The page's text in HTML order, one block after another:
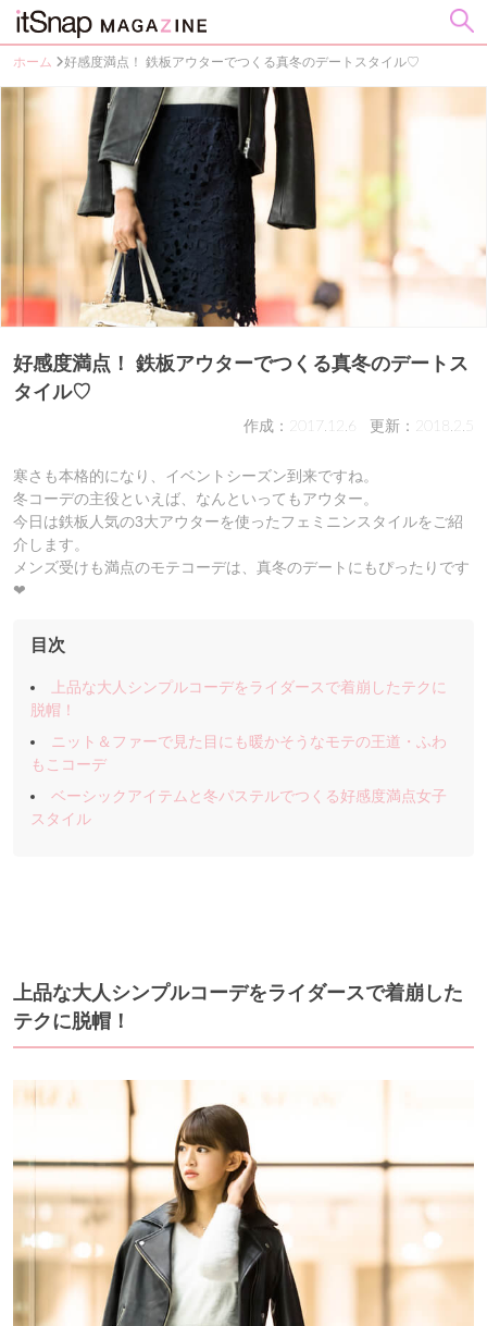
ホーム 好感度満点！ 鉄板アウターでつくる真冬のデートスタイル♡
好感度満点！ 鉄板アウターでつくる真冬のデートス
タイル♡
作成：2017.12.6 更新：2018.2.5
寒さも本格的になり、イベントシーズン到来ですね。
冬コーデの主役といえば、なんといってもアウター。
今日は鉄板人気の3大アウターを使ったフェミニンスタイルをご紹
介します。
メンズ受けも満点のモテコーデは、真冬のデートにもぴったりです
❤︎
目次
上品な大人シンプルコーデをライダースで着崩したテクに
脱帽！
ニット＆ファーで見た目にも暖かそうなモテの王道・ふわ
もこコーデ
ベーシックアイテムと冬パステルでつくる好感度満点女子
スタイル
上品な大人シンプルコーデをライダースで着崩した
テクに脱帽！